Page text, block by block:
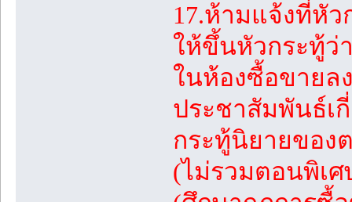
17.ห้ามแจ้งที่หั
ให้ขึ้นหัวกระทู้ว่
ในห้องซื้อขายล
ประชาสัมพันธ์เ
กระทู้นิยายของ
(ไม่รวมตอนพิเ